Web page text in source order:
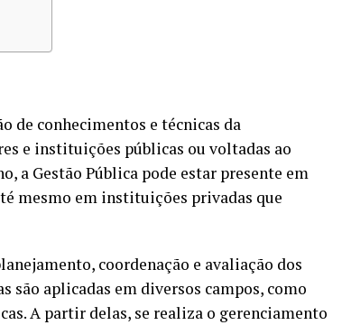
de conhecimentos e técnicas da
e instituições públicas ou voltadas ao
a Gestão Pública pode estar presente em
mesmo em instituições privadas que
coordenação e avaliação dos
são aplicadas em diversos campos, como
A partir delas, se realiza o gerenciamento